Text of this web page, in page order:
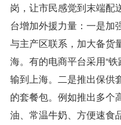
岗，让市民感觉到末端配
台增加外援力量：一是加
与主产区联系，加大备货
海。有的电商平台采用“
输到上海。二是推出保供
的套餐包。例如推出多个
油、常温牛奶、方便速食